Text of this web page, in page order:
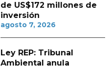
de US$172 millones de
inversión
agosto 7, 2026
Ley REP: Tribunal
Ambiental anula